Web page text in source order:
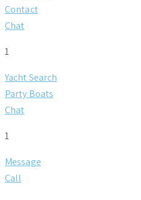
Contact
Chat
1
Yacht Search
Party Boats
Chat
1
Message
Call